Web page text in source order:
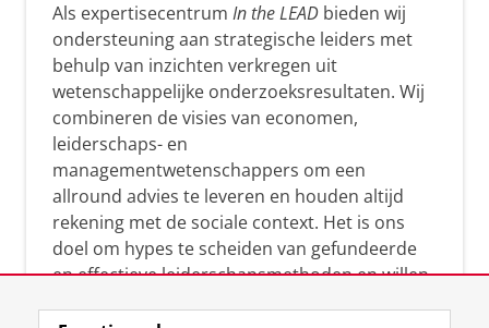
Als expertisecentrum In the LEAD bieden wij
ondersteuning aan strategische leiders met
behulp van inzichten verkregen uit
wetenschappelijke onderzoeksresultaten. Wij
combineren de visies van economen,
leiderschaps- en
managementwetenschappers om een
allround advies te leveren en houden altijd
rekening met de sociale context. Het is ons
doel om hypes te scheiden van gefundeerde
en effectieve leiderschapsmethoden en willen